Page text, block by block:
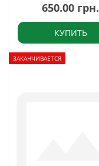
650.00 грн.
КУПИТЬ
ЗАКАНЧИВАЕТСЯ